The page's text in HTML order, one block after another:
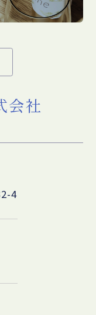
会社
4